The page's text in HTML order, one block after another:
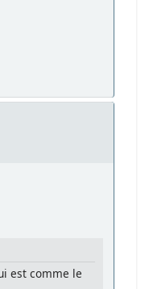
est comme le